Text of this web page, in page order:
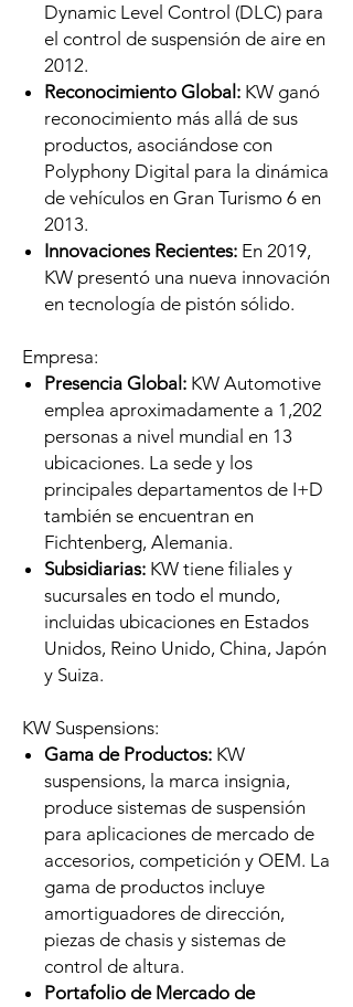
Dynamic Level Control (DLC) para
el control de suspensión de aire en
2012.
Reconocimiento Global: KW ganó
reconocimiento más allá de sus
productos, asociándose con
Polyphony Digital para la dinámica
de vehículos en Gran Turismo 6 en
2013.
Innovaciones Recientes: En 2019,
KW presentó una nueva innovación
en tecnología de pistón sólido.
Empresa:
Presencia Global: KW Automotive
emplea aproximadamente a 1,202
personas a nivel mundial en 13
ubicaciones. La sede y los
principales departamentos de I+D
también se encuentran en
Fichtenberg, Alemania.
Subsidiarias: KW tiene filiales y
sucursales en todo el mundo,
incluidas ubicaciones en Estados
Unidos, Reino Unido, China, Japón
y Suiza.
KW Suspensions:
Gama de Productos: KW
suspensions, la marca insignia,
produce sistemas de suspensión
para aplicaciones de mercado de
accesorios, competición y OEM. La
gama de productos incluye
amortiguadores de dirección,
piezas de chasis y sistemas de
control de altura.
Portafolio de Mercado de